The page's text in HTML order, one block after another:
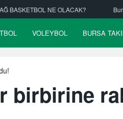
fikstürü çekiliyor
VOLEYBOL BURSA
birbirine